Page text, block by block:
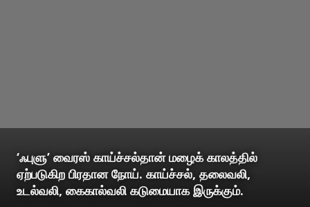
‘ஃபுளு’ வைரஸ் காய்ச்சல்தான் மழைக் காலத்தில்
ஏற்படுகிற பிரதான நோய். காய்ச்சல், தலைவலி,
உடல்வலி, கைகால்வலி கடுமையாக இருக்கும்.